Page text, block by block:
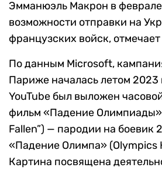
Эмманюэль Макрон в
возможности отправки на
французских войск, отмечает
По данным Microsoft,
Париже началась летом 2023
YouTube был выложен
фильм «Падение Олимпиады»
Fallen”) — пародии на боевик
«Падение Олимпа» (Olympics
Картина посвящена